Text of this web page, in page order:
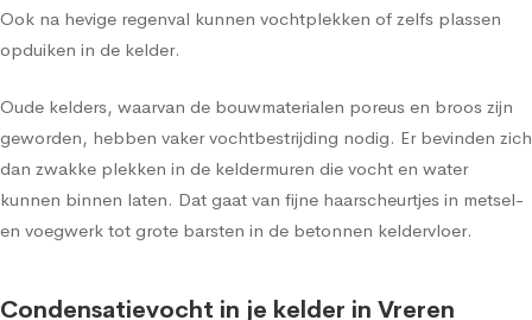
Ook na hevige regenval kunnen vochtplekken of zelfs plassen
opduiken in de kelder.
Oude kelders, waarvan de bouwmaterialen poreus en broos zijn
geworden, hebben vaker vochtbestrijding nodig. Er bevinden zich
dan zwakke plekken in de keldermuren die vocht en water
kunnen binnen laten. Dat gaat van fijne haarscheurtjes in metsel-
en voegwerk tot grote barsten in de betonnen keldervloer.
Condensatievocht in je kelder in Vreren